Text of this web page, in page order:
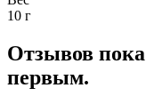
10 г
Отзывов
первым.